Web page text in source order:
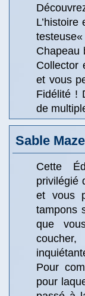
Chapeau
Collector
et vous
Fidélité !
de
Sable
Cette
privilégié
et vous
tampons
que
Pour
pour